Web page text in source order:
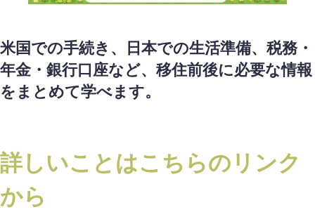
米国での手続き、日本での生活準備、税務・
年金・銀行口座など、移住前後に必要な情報
をまとめて学べます。
詳しいことはこちらのリンク
から